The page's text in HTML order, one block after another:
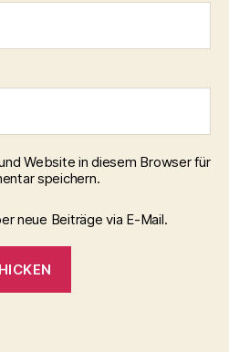
Website in diesem Browser für
speichern.
neue Beiträge via E-Mail.